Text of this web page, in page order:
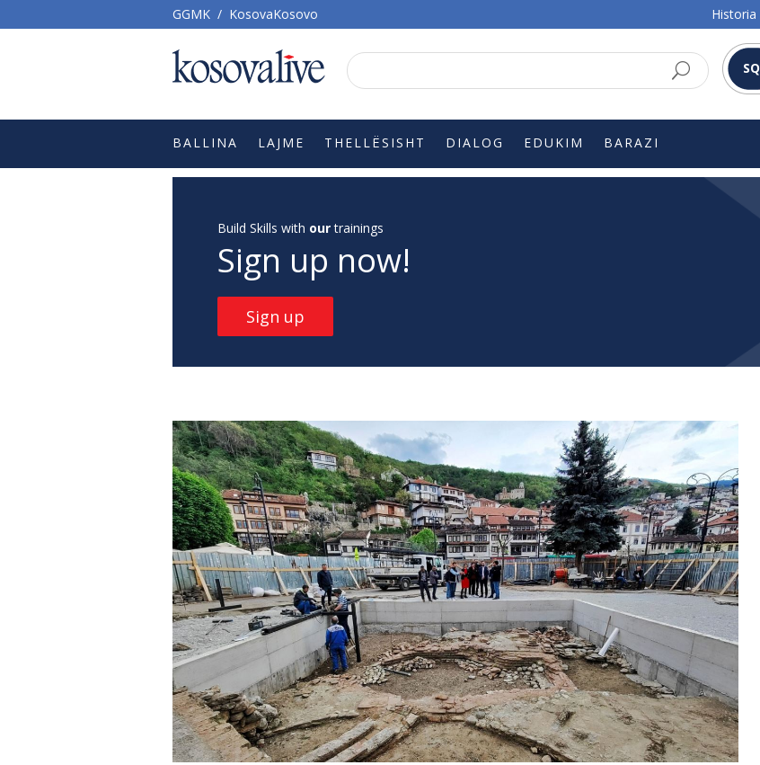
GGMK / KosovaKosovo Historia
SQ
BALLINA LAJME THELLËSISHT DIALOG EDUKIM BARAZI
Build Skills with ourtrainings
Sign up now!
Sign up